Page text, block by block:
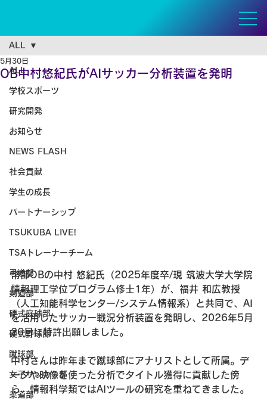
ALL
学校スポーツ
研究開発
お知らせ
NEWS FLASH
社会貢献
学生の成長
パートナーシップ
TSUKUBA LIVE!
TSAトレーナーチーム
弓道部
剣道部
硬式庭球部
硬式野球部
蹴球部
女子サッカー部
柔道部
ALL
OB中村悠紀氏がAIサッカー分析装置を発明
5月30日
幣部OBの中村 悠紀氏（2025年度卒/現 筑波大学大学院
情報理工学位プログラム修士1年）が、福井 和広教授
（人工知能科学センター/システム情報系）と共同で、AI
を活用したサッカー戦況分析装置を発明し、2026年5月
26日に特許出願しました。
中村さんは昨年まで蹴球部にアナリストとして所属。デ
ータや映像を使った分析でタイトル獲得に貢献した傍
ら、情報科学類ではAIツールの研究を重ねてきました。